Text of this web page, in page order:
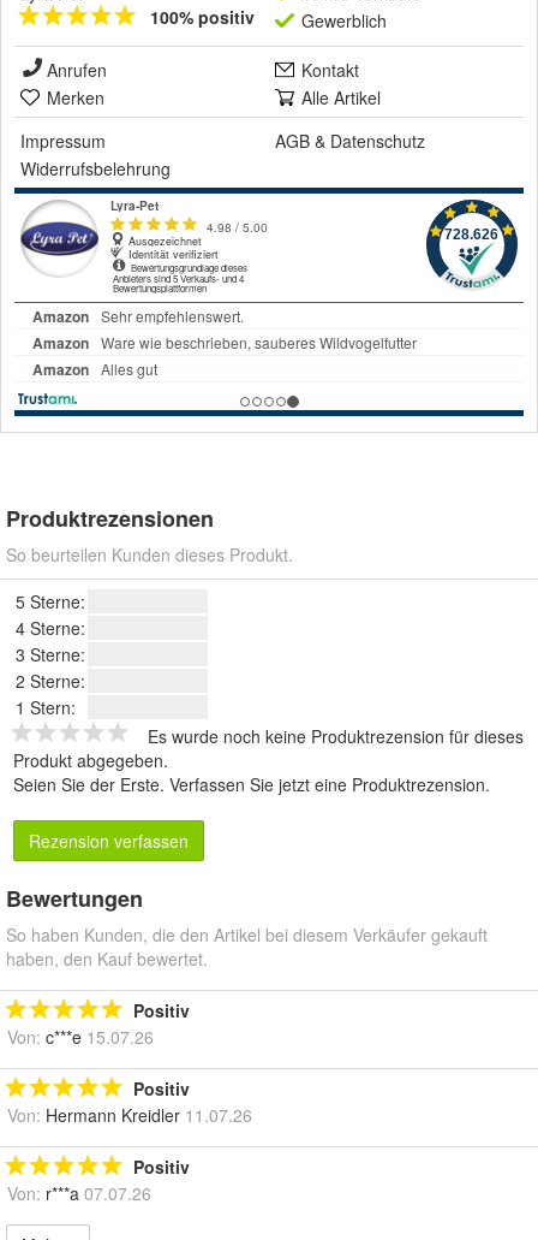
100% positiv
Gewerblich
Anrufen
Kontakt
Merken
Alle Artikel
Impressum
AGB & Datenschutz
Widerrufsbelehrung
Produktrezensionen
So beurteilen Kunden dieses Produkt.
5 Sterne:
4 Sterne:
3 Sterne:
2 Sterne:
1 Stern:
Es wurde noch keine Produktrezension für dieses
Produkt abgegeben.
Seien Sie der Erste. Verfassen Sie jetzt eine Produktrezension.
Rezension verfassen
Bewertungen
So haben Kunden, die den Artikel bei diesem Verkäufer gekauft
haben, den Kauf bewertet.
Positiv
Von: c***e 15.07.26
Positiv
Von: Hermann Kreidler 11.07.26
Positiv
Von: r***a 07.07.26